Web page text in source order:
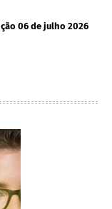
06 de julho 2026